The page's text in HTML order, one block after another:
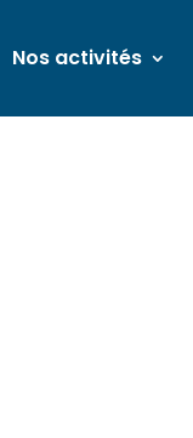
Nos activités